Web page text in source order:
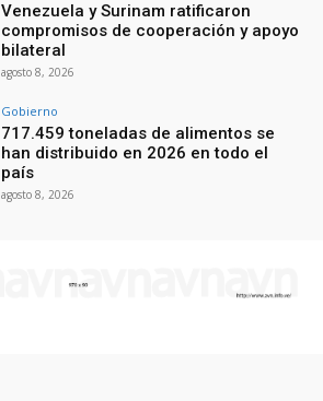
Venezuela y Surinam ratificaron
compromisos de cooperación y apoyo
bilateral
agosto 8, 2026
Gobierno
717.459 toneladas de alimentos se
han distribuido en 2026 en todo el
país
agosto 8, 2026